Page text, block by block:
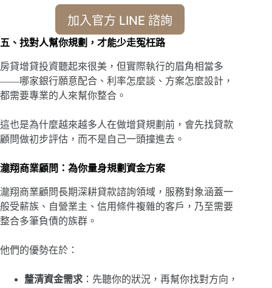
加入官方 LINE 諮詢
五、找對人幫你規劃，才能少走冤枉路
房貸增貸投資聽起來很美，但實際執行的眉角相當多
——哪家銀行願意配合、利率怎麼談、方案怎麼設計，
都需要專業的人來幫你整合。
這也是為什麼越來越多人在做增貸規劃前，會先找貸款
顧問做初步評估，而不是自己一頭撞進去。
瀧翔商業顧問：為你量身規劃資金方案
瀧翔商業顧問長期深耕貸款諮詢領域，服務對象涵蓋一
般受薪族、自營業主、信用條件複雜的客戶，乃至需要
整合多筆負債的族群。
他們的優勢在於：
釐清資金需求 ：先聽你的狀況，再幫你找對方向，